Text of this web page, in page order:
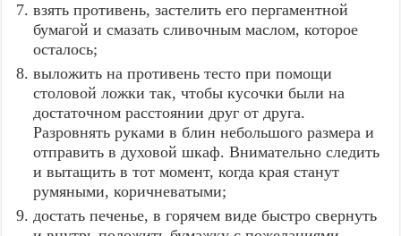
взять противень, застелить его пергаментной
бумагой и смазать сливочным маслом, которое
осталось;
выложить на противень тесто при помощи
столовой ложки так, чтобы кусочки были на
достаточном расстоянии друг от друга.
Разровнять руками в блин небольшого размера и
отправить в духовой шкаф. Внимательно следить
и вытащить в тот момент, когда края станут
румяными, коричневатыми;
достать печенье, в горячем виде быстро свернуть